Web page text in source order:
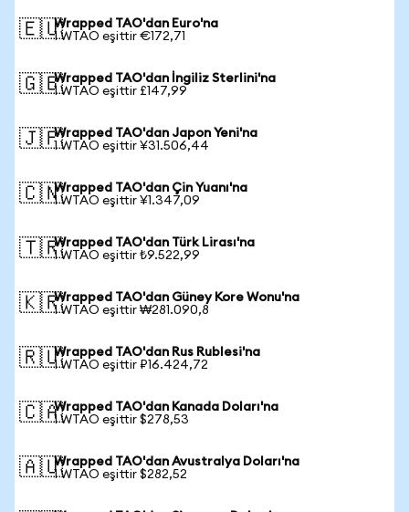
🇪🇺Wrapped TAO'dan Euro'na
1 WTAO eşittir €172,71
🇬🇧Wrapped TAO'dan İngiliz Sterlini'na
1 WTAO eşittir £147,99
🇯🇵Wrapped TAO'dan Japon Yeni'na
1 WTAO eşittir ¥31.506,44
🇨🇳Wrapped TAO'dan Çin Yuanı'na
1 WTAO eşittir ¥1.347,09
🇹🇷Wrapped TAO'dan Türk Lirası'na
1 WTAO eşittir ₺9.522,99
🇰🇷Wrapped TAO'dan Güney Kore Wonu'na
1 WTAO eşittir ₩281.090,8
🇷🇺Wrapped TAO'dan Rus Rublesi'na
1 WTAO eşittir ₽16.424,72
🇨🇦Wrapped TAO'dan Kanada Doları'na
1 WTAO eşittir $278,53
🇦🇺Wrapped TAO'dan Avustralya Doları'na
1 WTAO eşittir $282,52